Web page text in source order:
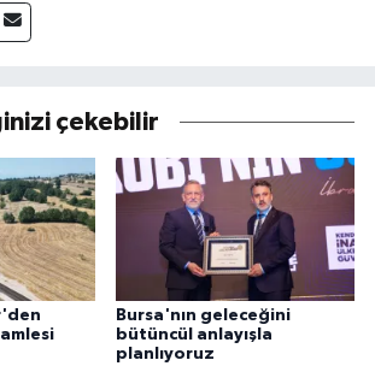
çekebilir
Bursa'nın geleceğini
bütüncül anlayışla
planlıyoruz